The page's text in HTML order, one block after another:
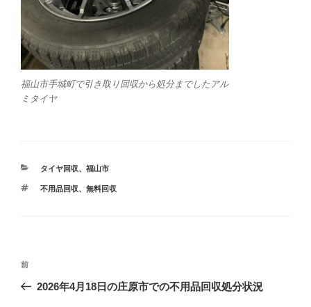
福山市手城町で引き取り回収から処分までしたアル
ミタイヤ
カ
ゴ
タイヤ回収、 福山市
タ
不用品回収、 無料回収
投
ナ
前
の
前
2026年4月18日の庄原市での不用品回収処分状況